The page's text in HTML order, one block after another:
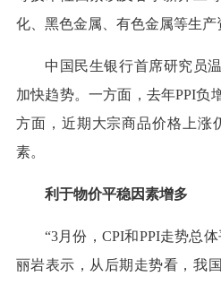
化、黑色金属、有色金属等生产
中国民生银行首席研究员
加快趋势。一方面，去年PPI负
方面，近期大宗商品价格上涨
素。
利于物价平稳因素增多
“3月份，CPI和PPI走势总
丽岩表示，从后期走势看，我